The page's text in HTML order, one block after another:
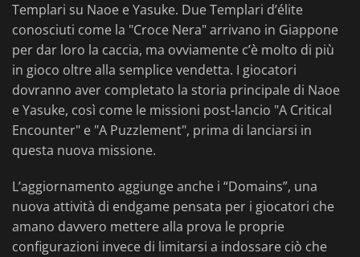
Templari su Naoe e Yasuke. Due Templari d’élite
conosciuti come la "Croce Nera" arrivano in Giappone
per dar loro la caccia, ma ovviamente c’è molto di più
in gioco oltre alla semplice vendetta. I giocatori
dovranno aver completato la storia principale di Naoe
e Yasuke, così come le missioni post-lancio "A Critical
Encounter" e "A Puzzlement", prima di lanciarsi in
questa nuova missione.
L’aggiornamento aggiunge anche i “Domains”, una
nuova attività di endgame pensata per i giocatori che
amano davvero mettere alla prova le proprie
configurazioni invece di limitarsi a indossare ciò che